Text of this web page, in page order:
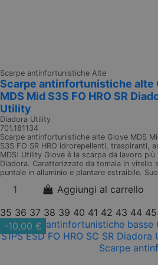
Scarpe antinfortunistiche Alte
Scarpe antinfortunistiche alte
MDS Mid S3S FO HRO SR
Utility
Diadora Utility
701.181134
Scarpe antinfortunistiche alte Glove MDS
S3S FO SR HRO idrorepellenti, traspiranti,
MDS: Utility Glove è la scarpa da lavoro
Diadora. Caratterizzate da tomaia in vitello
puntale in alluminio e plantare estraibile.
Aggiungi al carrello
35 36 37 38 39 40 41 42 43 44 45
-10,00 €